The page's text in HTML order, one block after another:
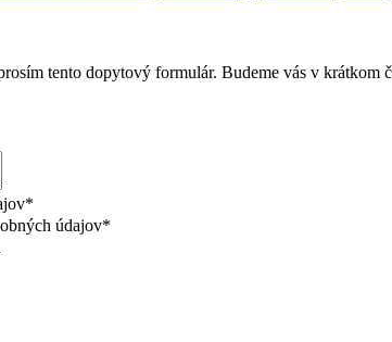
tento dopytový formulár. Budeme vás v krátkom
údajov*